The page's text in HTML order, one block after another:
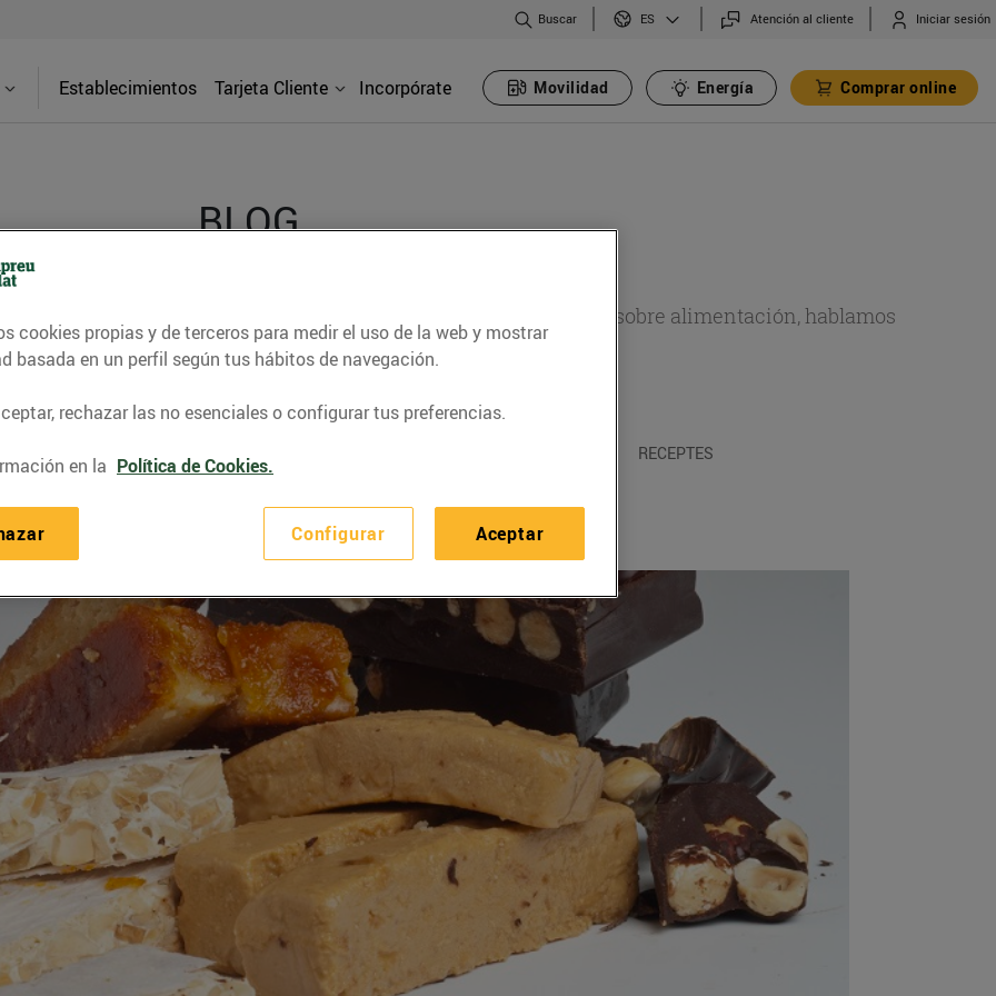
Buscar ES Atención al cliente Iniciar sesión
Establecimientos Tarjeta Cliente Incorpórate Movilidad Energía Comprar online
BLOG
recetas, consejos nutricionales, información de actualidad sobre alimentación, hablamos
gastronomía de nuestro territorio y muchos otros temas.
CONSELLS I HÀBITS SALUDABLES RECEPTES
cookies propias y de terceros para medir el uso de la web y mostrar
basada en un perfil según tus hábitos de navegación.
rechazar las no esenciales o configurar tus preferencias.
en la Política de Cookies.
Configurar Aceptar